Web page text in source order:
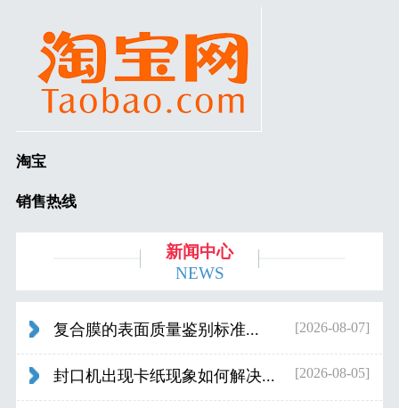
淘宝
销售热线
新闻中心
NEWS
复合膜的表面质量鉴别标准... [2026-08-07]
封口机出现卡纸现象如何解决... [2026-08-05]